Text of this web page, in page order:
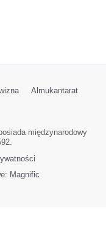
Almukantarat
międzynarodowy
Magnific